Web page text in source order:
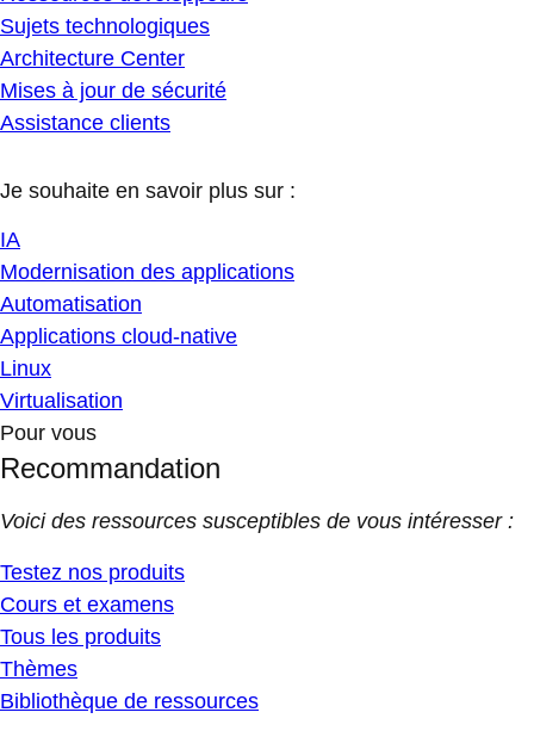
Sujets technologiques
Architecture Center
Mises à jour de sécurité
Assistance clients
Je souhaite en savoir plus sur :
IA
Modernisation des applications
Automatisation
Applications cloud-native
Linux
Virtualisation
Pour vous
Recommandation
Voici des ressources susceptibles de vous intéresser :
Testez nos produits
Cours et examens
Tous les produits
Thèmes
Bibliothèque de ressources